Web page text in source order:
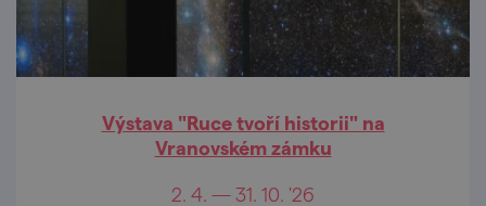
Výstava "Ruce tvoří historii" na
Vranovském zámku
2. 4. — 31. 10. '26